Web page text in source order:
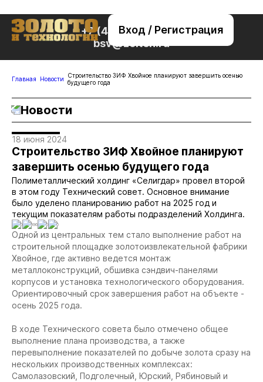
Вход / Регистрация
+7 (495) 221-76-32
bsv@zolteh.ru
Главная Новости
Строительство ЗИФ Хвойное планируют завершить осенью
будущего года
Новости
18 июня 2024
Строительство ЗИФ Хвойное планируют
завершить осенью будущего года
Полиметаллический холдинг «Селигдар» провел второй
в этом году Технический совет. Основное внимание
было уделено планированию работ на 2025 год и
текущим показателям работы подразделений Холдинга.
0 996 0 0
Одной из центральных тем стало выполнение работ на
строительной площадке золотоизвлекательной фабрики
Хвойное, где активно ведется монтаж
металлоконструкций, обшивка сэндвич-панелями
корпусов и установка технологического оборудования.
Ориентировочный срок завершения работ на объекте -
осень 2025 года.
В ходе Технического совета было отмечено общее
выполнение плана производства, а также
перевыполнение показателей по добыче золота сразу на
нескольких производственных комплексах:
Самолазовский, Подголечный, Юрский, Рябиновый и